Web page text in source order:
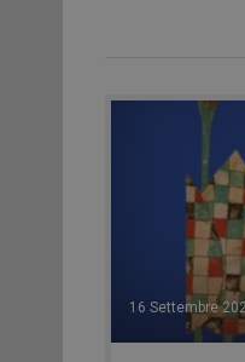
16 Settembre